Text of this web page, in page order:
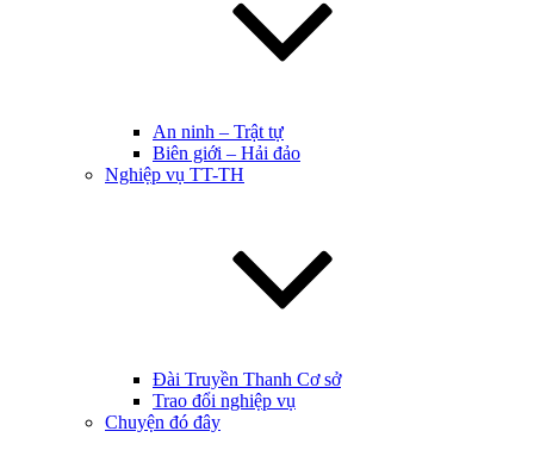
An ninh – Trật tự
Biên giới – Hải đảo
Nghiệp vụ TT-TH
Đài Truyền Thanh Cơ sở
Trao đổi nghiệp vụ
Chuyện đó đây